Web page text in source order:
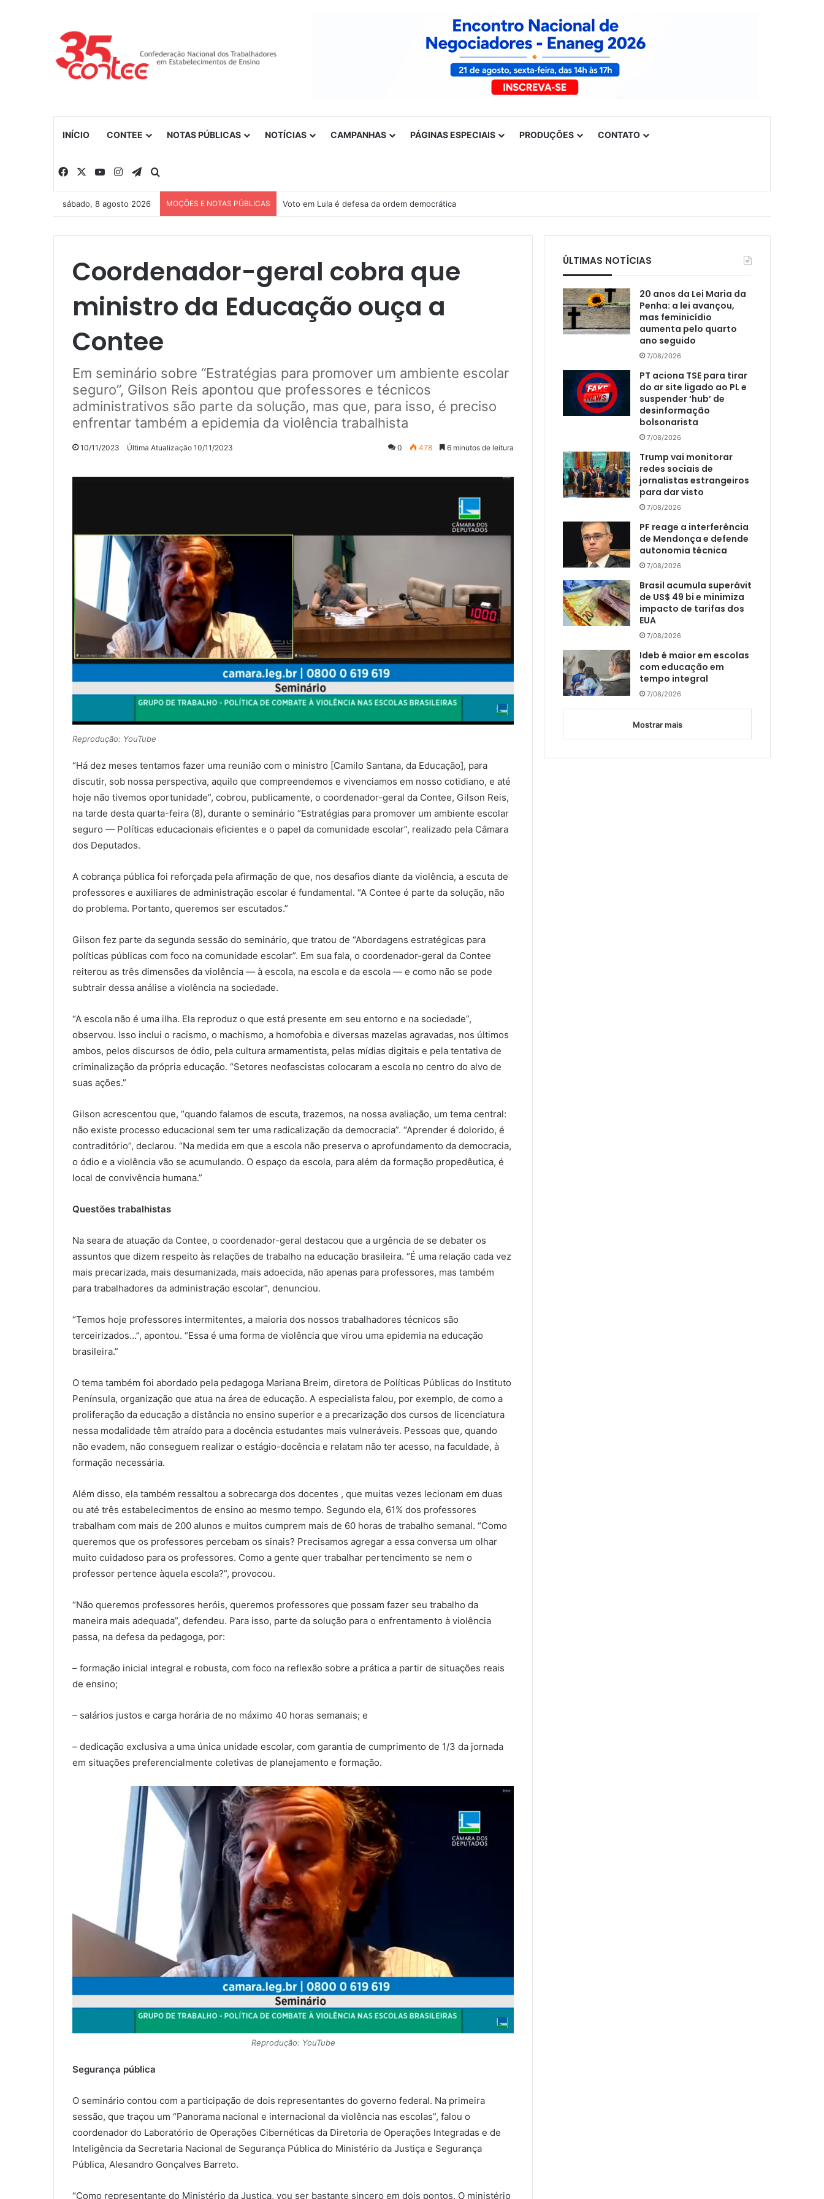
INÍCIO CONTEE NOTAS PÚBLICAS NOTÍCIAS CAMPANHAS PÁGINAS ESPECIAIS PRODUÇÕES CONTATO
Facebook YouTubeInstagramTelegram
sábado, 8 agosto 2026 MOÇÕES E NOTAS PÚBLICAS Nota de solidariedade ao povo venezuelano
Coordenador-geral cobra que
ministro da Educação ouça a
Contee
Em seminário sobre “Estratégias para promover um ambiente escolar
seguro”, Gilson Reis apontou que professores e técnicos
administrativos são parte da solução, mas que, para isso, é preciso
enfrentar também a epidemia da violência trabalhista
10/11/2023 Última Atualização 10/11/2023 0 478 6 minutos de leitura
Reprodução: YouTube
“Há dez meses tentamos fazer uma reunião com o ministro [Camilo Santana, da Educação], para
discutir, sob nossa perspectiva, aquilo que compreendemos e vivenciamos em nosso cotidiano, e até
hoje não tivemos oportunidade”, cobrou, publicamente, o coordenador-geral da Contee, Gilson Reis,
na tarde desta quarta-feira (8), durante o seminário “Estratégias para promover um ambiente escolar
seguro — Políticas educacionais eficientes e o papel da comunidade escolar”, realizado pela Câmara
dos Deputados.
A cobrança pública foi reforçada pela afirmação de que, nos desafios diante da violência, a escuta de
professores e auxiliares de administração escolar é fundamental. “A Contee é parte da solução, não
do problema. Portanto, queremos ser escutados.”
Gilson fez parte da segunda sessão do seminário, que tratou de “Abordagens estratégicas para
políticas públicas com foco na comunidade escolar”. Em sua fala, o coordenador-geral da Contee
reiterou as três dimensões da violência — à escola, na escola e da escola — e como não se pode
subtrair dessa análise a violência na sociedade.
“A escola não é uma ilha. Ela reproduz o que está presente em seu entorno e na sociedade”,
observou. Isso inclui o racismo, o machismo, a homofobia e diversas mazelas agravadas, nos últimos
ambos, pelos discursos de ódio, pela cultura armamentista, pelas mídias digitais e pela tentativa de
criminalização da própria educação. “Setores neofascistas colocaram a escola no centro do alvo de
suas ações.”
Gilson acrescentou que, “quando falamos de escuta, trazemos, na nossa avaliação, um tema central:
não existe processo educacional sem ter uma radicalização da democracia”. “Aprender é dolorido, é
contraditório”, declarou. “Na medida em que a escola não preserva o aprofundamento da democracia,
o ódio e a violência vão se acumulando. O espaço da escola, para além da formação propedêutica, é
local de convivência humana.”
Questões trabalhistas
Na seara de atuação da Contee, o coordenador-geral destacou que a urgência de se debater os
assuntos que dizem respeito às relações de trabalho na educação brasileira. “É uma relação cada vez
mais precarizada, mais desumanizada, mais adoecida, não apenas para professores, mas também
para trabalhadores da administração escolar”, denunciou.
“Temos hoje professores intermitentes, a maioria dos nossos trabalhadores técnicos são
terceirizados…”, apontou. “Essa é uma forma de violência que virou uma epidemia na educação
brasileira.”
O tema também foi abordado pela pedagoga Mariana Breim, diretora de Políticas Públicas do Instituto
Península, organização que atua na área de educação. A especialista falou, por exemplo, de como a
proliferação da educação a distância no ensino superior e a precarização dos cursos de licenciatura
nessa modalidade têm atraído para a docência estudantes mais vulneráveis. Pessoas que, quando
não evadem, não conseguem realizar o estágio-docência e relatam não ter acesso, na faculdade, à
formação necessária.
Além disso, ela também ressaltou a sobrecarga dos docentes , que muitas vezes lecionam em duas
ou até três estabelecimentos de ensino ao mesmo tempo. Segundo ela, 61% dos professores
trabalham com mais de 200 alunos e muitos cumprem mais de 60 horas de trabalho semanal. “Como
queremos que os professores percebam os sinais? Precisamos agregar a essa conversa um olhar
muito cuidadoso para os professores. Como a gente quer trabalhar pertencimento se nem o
professor pertence àquela escola?”, provocou.
“Não queremos professores heróis, queremos professores que possam fazer seu trabalho da
maneira mais adequada”, defendeu. Para isso, parte da solução para o enfrentamento à violência
passa, na defesa da pedagoga, por:
– formação inicial integral e robusta, com foco na reflexão sobre a prática a partir de situações reais
de ensino;
– salários justos e carga horária de no máximo 40 horas semanais; e
– dedicação exclusiva a uma única unidade escolar, com garantia de cumprimento de 1/3 da jornada
em situações preferencialmente coletivas de planejamento e formação.
Reprodução: YouTube
Segurança pública
O seminário contou com a participação de dois representantes do governo federal. Na primeira
sessão, que traçou um “Panorama nacional e internacional da violência nas escolas”, falou o
coordenador do Laboratório de Operações Cibernéticas da Diretoria de Operações Integradas e de
Inteligência da Secretaria Nacional de Segurança Pública do Ministério da Justiça e Segurança
Pública, Alesandro Gonçalves Barreto.
“Como representante do Ministério da Justiça, vou ser bastante sincero em dois pontos. O ministério
ÚLTIMAS NOTÍCIAS
20 anos da Lei Maria da
Penha: a lei avançou,
mas feminicídio
aumenta pelo quarto
ano seguido
7/08/2026
PT aciona TSE para tirar
do ar site ligado ao PL e
suspender ‘hub’ de
desinformação
bolsonarista
7/08/2026
Trump vai monitorar
redes sociais de
jornalistas estrangeiros
para dar visto
7/08/2026
PF reage a interferência
de Mendonça e defende
autonomia técnica
7/08/2026
Brasil acumula superávit
de US$ 49 bi e minimiza
impacto de tarifas dos
EUA
7/08/2026
Ideb é maior em escolas
com educação em
tempo integral
7/08/2026
Mostrar mais